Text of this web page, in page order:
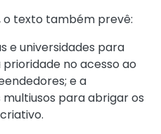
o texto também prevê:
e universidades para
no acesso ao
e a
para abrigar os